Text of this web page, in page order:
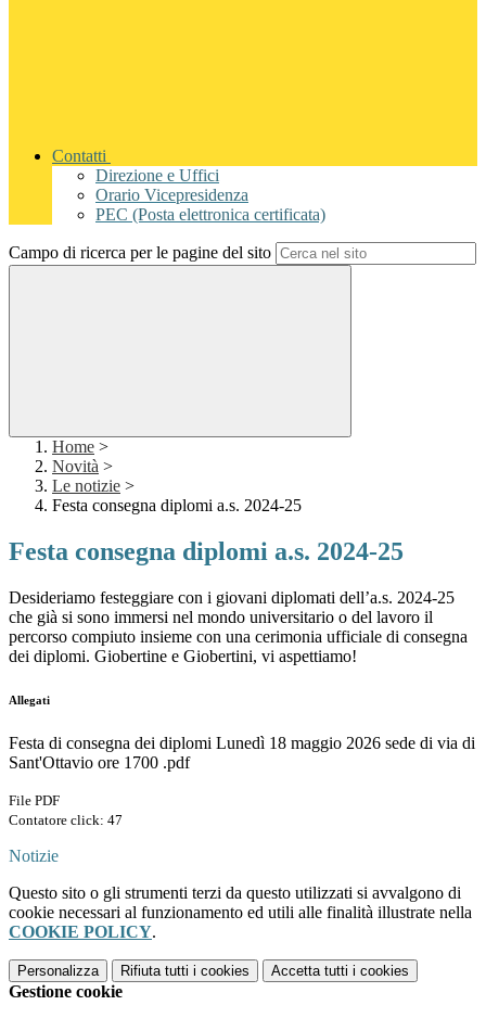
Contatti
Direzione e Uffici
Orario Vicepresidenza
PEC (Posta elettronica certificata)
Campo di ricerca per le pagine del sito
Home >
Novità >
Le notizie >
Festa consegna diplomi a.s. 2024-25
Festa consegna diplomi a.s. 2024-25
Desideriamo festeggiare con i giovani diplomati dell’a.s. 2024-25
che già si sono immersi nel mondo universitario o del lavoro il
percorso compiuto insieme con una cerimonia ufficiale di consegna
dei diplomi. Giobertine e Giobertini, vi aspettiamo!
Allegati
Festa di consegna dei diplomi Lunedì 18 maggio 2026 sede di via di
Sant'Ottavio ore 1700 .pdf
File PDF
Contatore click: 47
Notizie
Questo sito o gli strumenti terzi da questo utilizzati si avvalgono di
cookie necessari al funzionamento ed utili alle finalità illustrate nella
COOKIE POLICY.
Personalizza Rifiuta tutti i cookies Accetta tutti i cookies
Gestione cookie